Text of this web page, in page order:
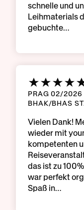
schnelle und
Leihmaterials
gebuchte…
PRAG 02/2026
BHAK/BHAS
Vielen Dank!
wieder mit
kompetenten
das ist zu
war perfekt
Spaß in…